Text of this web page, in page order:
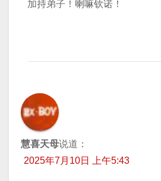
加持弟子！喇嘛钦诺！
慧喜天母说道：
2025年7月10日 上午5:43